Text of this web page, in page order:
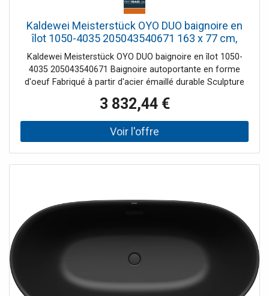
Kaldewei Meisterstück OYO DUO baignoire en
îlot 1050-4035 205043540671 163 x 77 cm,
sans trop-plein, gris chaud 60
Kaldewei Meisterstück OYO DUO baignoire en îlot 1050-
4035 205043540671 Baignoire autoportante en forme
d'oeuf Fabriqué à partir d'acier émaillé durable Sculpture
au design gracieux - semble presque flotter dans l'espace
Deux inclinaisons de dos identiques Avec bonde centrale à
ouverture par poussée, avec couvercle de bonde en émail
Note d'installation : L'espace libre sous la baignoire
3 832,44 €